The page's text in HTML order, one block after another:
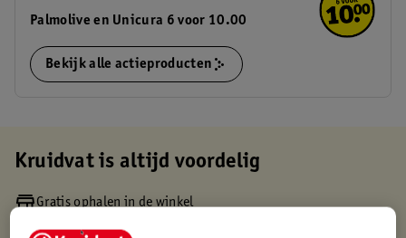
Palmolive en Unicura 6 voor 10.00
Bekijk alle actieproducten
Kruidvat is altijd voordelig
Gratis ophalen in de winkel